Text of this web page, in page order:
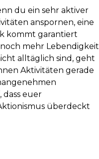
du ein sehr aktiver
anspornen, eine
kommt garantiert
mehr Lebendigkeit
alltäglich sind, geht
Aktivitäten gerade
dass euer
überdeckt